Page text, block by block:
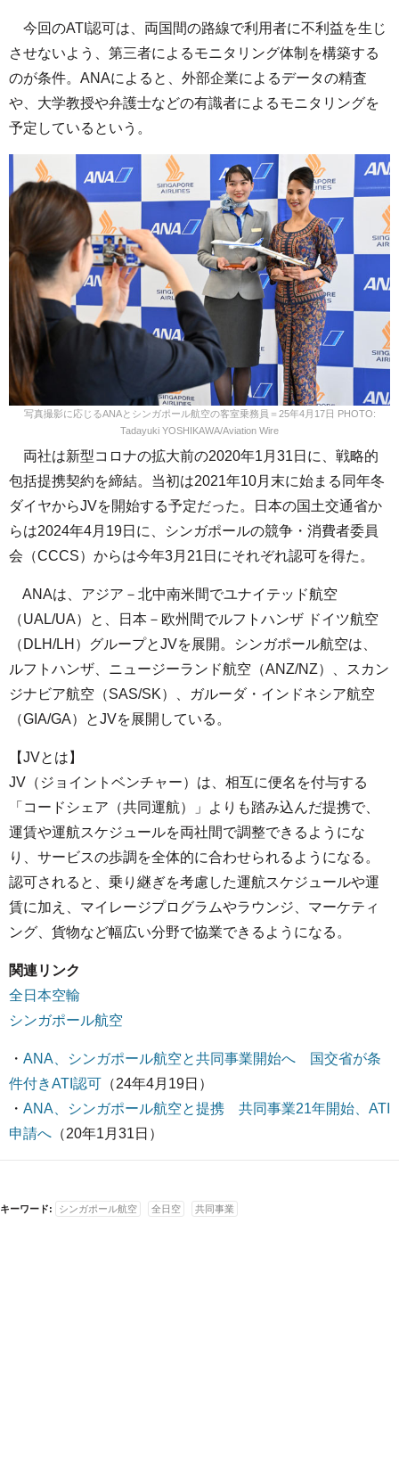
今回のATI認可は、両国間の路線で利用者に不利益を生じ
させないよう、第三者によるモニタリング体制を構築する
のが条件。ANAによると、外部企業によるデータの精査
や、大学教授や弁護士などの有識者によるモニタリングを
予定しているという。
写真撮影に応じるANAとシンガポール航空の客室乗務員＝25年4月17日 PHOTO:
Tadayuki YOSHIKAWA/Aviation Wire
両社は新型コロナの拡大前の2020年1月31日に、戦略的
包括提携契約を締結。当初は2021年10月末に始まる同年冬
ダイヤからJVを開始する予定だった。日本の国土交通省か
らは2024年4月19日に、シンガポールの競争・消費者委員
会（CCCS）からは今年3月21日にそれぞれ認可を得た。
ANAは、アジア－北中南米間でユナイテッド航空
（UAL/UA）と、日本－欧州間でルフトハンザ ドイツ航空
（DLH/LH）グループとJVを展開。シンガポール航空は、
ルフトハンザ、ニュージーランド航空（ANZ/NZ）、スカン
ジナビア航空（SAS/SK）、ガルーダ・インドネシア航空
（GIA/GA）とJVを展開している。
【JVとは】
JV（ジョイントベンチャー）は、相互に便名を付与する
「コードシェア（共同運航）」よりも踏み込んだ提携で、
運賃や運航スケジュールを両社間で調整できるようにな
り、サービスの歩調を全体的に合わせられるようになる。
認可されると、乗り継ぎを考慮した運航スケジュールや運
賃に加え、マイレージプログラムやラウンジ、マーケティ
ング、貨物など幅広い分野で協業できるようになる。
関連リンク
全日本空輸
シンガポール航空
・ ANA、シンガポール航空と共同事業開始へ 国交省が条
件付きATI認可 （24年4月19日）
・ ANA、シンガポール航空と提携 共同事業21年開始、ATI
申請へ （20年1月31日）
キーワード: シンガポール航空 全日空 共同事業